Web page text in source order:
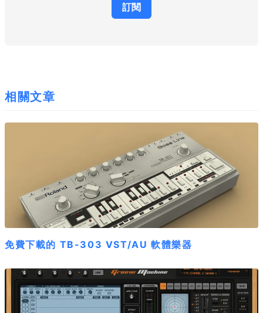
相關文章
免費下載的 TB-303 VST/AU 軟體樂器